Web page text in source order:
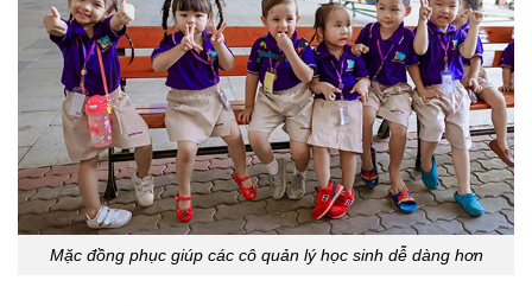
Mặc đồng phục giúp các cô quản lý học sinh dễ dàng hơn